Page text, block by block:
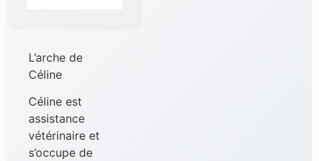
L’arche de
Céline
Céline est
assistance
vétérinaire et
s’occupe de